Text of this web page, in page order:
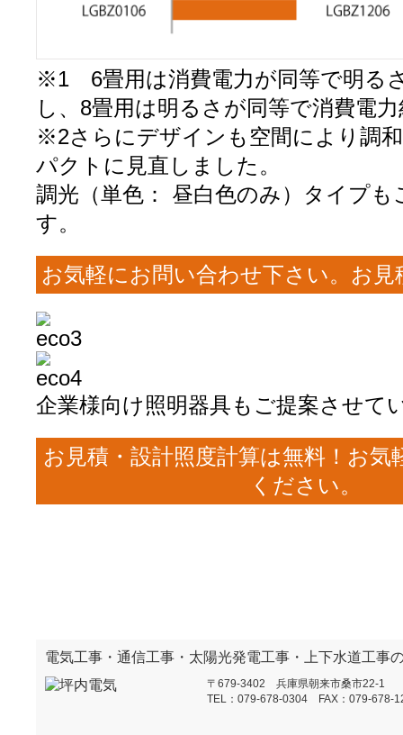
※1 6畳用は消費電力が同等で明る
し、8畳用は明るさが同等で消費電
※2さらにデザインも空間により調
パクトに見直しました。
調光（単色： 昼白色のみ）タイプも
す。
お気軽にお問い合わせ下さい。お
企業様向け照明器具もご提案させて
お見積・設計照度計算は無料！お気
ください。
電気工事・通信工事・太陽光発電工事・上下水道工事
〒679-3402 兵庫県朝来市桑市22-1
TEL：079-678-0304 FAX：079-678-